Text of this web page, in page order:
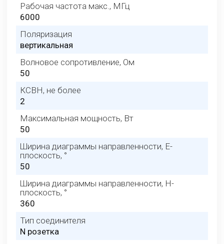
Рабочая частота макс., МГц
6000
Поляризация
вертикальная
Волновое сопротивление, Ом
50
КСВН, не более
2
Максимальная мощность, Вт
50
Ширина диаграммы направленности, E-
плоскость, °
50
Ширина диаграммы направленности, H-
плоскость, °
360
Тип соединителя
N розетка